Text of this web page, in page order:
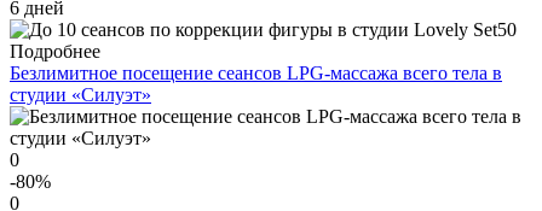
6 дней
50
Подробнее
Безлимитное посещение сеансов LPG-массажа всего тела в
студии «Силуэт»
0
-80%
0